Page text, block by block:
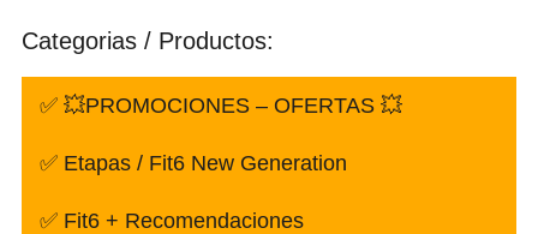
Categorias / Productos:
✅ 💥PROMOCIONES – OFERTAS 💥
✅ Etapas / Fit6 New Generation
✅ Fit6 + Recomendaciones